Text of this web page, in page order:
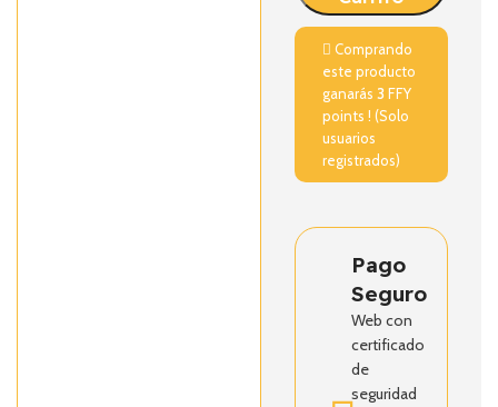
Comprando
este producto
ganarás3 FFY
points ! (Solo
usuarios
registrados)
Pago
Seguro
Web con
certificado
de
seguridad